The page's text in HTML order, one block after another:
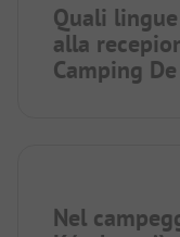
Quali
alla
Camping
Nel